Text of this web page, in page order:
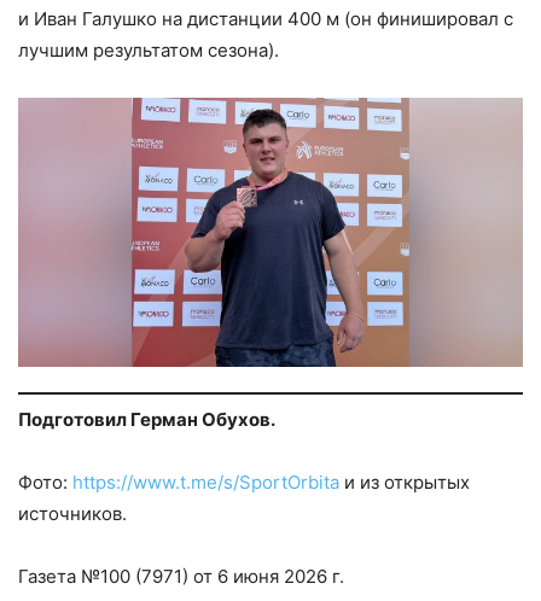
и Иван Галушко на дистанции 400 м (он финишировал с
лучшим результатом сезона).
Подготовил Герман Обухов.
Фото: https://www.t.me/s/SportOrbita и из открытых
источников.
Газета №100 (7971) от 6 июня 2026 г.